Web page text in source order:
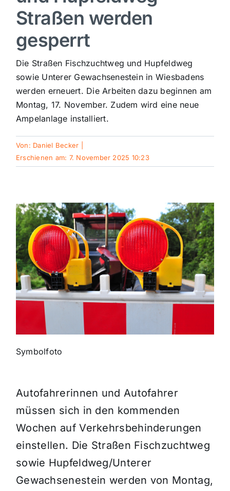
Sport
Kultur
Panorama
Mein Stadtteil
Galerie
Polizeimeldungen
Themen und Termine
Gewinnspiele
Straßen werden
gesperrt
Die Straßen Fischzuchtweg und Hupfeldweg
sowie Unterer Gewachsenestein in Wiesbadens
werden erneuert. Die Arbeiten dazu beginnen am
Montag, 17. November. Zudem wird eine neue
Ampelanlage installiert.
Von: Daniel Becker
Erschienen am: 7. November 2025 10:23
Symbolfoto
Autofahrerinnen und Autofahrer
müssen sich in den kommenden
Wochen auf Verkehrsbehinderungen
einstellen. Die Straßen Fischzuchtweg
sowie Hupfeldweg/Unterer
Gewachsenestein werden von Montag,